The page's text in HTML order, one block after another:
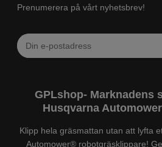
Prenumerera på vårt nyhetsbrev!
GPLshop- Marknadens
Husqvarna
Klipp hela gräsmattan utan att lyfta
Automower® robotgräsklippare!